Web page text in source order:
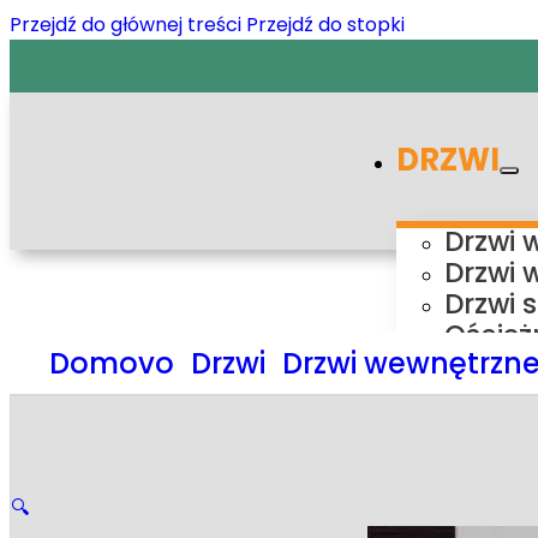
Przejdź do głównej treści Przejdź do stopki
DRZWI
Drzwi
Drzwi
Drzwi
Domovo Drzwi Drzwi
🔍